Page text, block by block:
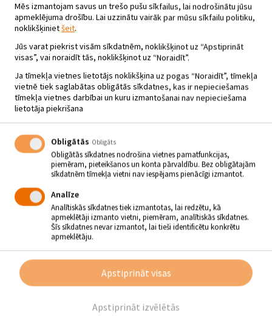
VOKĀLAJAM ANSAMBLIM
“KRUSTPILIEŠI” 50
28.01 - 21.02
Spuņģēnu Tautas nams
Aizvadīts vokālā ansambļa “Krustpilieši” 50 gadu jubilejas koncerts
“Es mīlu… padziedāt!”
sirsnīgiem pateicības vārdiem izskanējis Spuņģēnu Tautas nama
vokālā ansambļa “Krustpilieši” 50 gadu jubilejas koncerts “Es
mīlu… padziedāt!”.
Vokālais ansamblis “Krustpilieši” dibināts tālajā 1976. gadā, kad
vadītājs Tālivaldis Kasparsons kopā aicināja visus dziedāt gribētājus
no tuvākām un tālākām vietām. Tā aizsākās kolektīva dziesmu ceļš.
Vokālais ansamblis “Krustpilieši” ieņem nozīmīgu vietu gan
Jēkabpils novada, gan Krustpils pagasta kultūras dzīvē. Repertuārā
ir gan latviešu, gan ārzemju komponistu oriģināldziesmas, kā arī
latviešu un citu tautu tautasdziesmas. Kolektīvs regulāri koncertē
pagasta un novada kultūras pasākumos, kā arī citviet Latvijā.
Regulāri ar labiem panākumiem piedalās Latvijas Nacionālā kultūras
centra rīkotajās amatierkolektīvu skatēs.
programmu – spēli priecēja Spuņģēnu amatierteātra aktieri
režisores Aijas Veteres vadībā. Turpinājumā jubilārus sumināja
Mēs izmantojam savus un trešo pušu sīkfailus, lai nodrošinātu jūsu
apmeklējuma drošību. Lai uzzinātu vairāk par mūsu sīkfailu politiku,
noklikšķinietšeit.
Jūs varat piekrist visām sīkdatnēm, noklikšķinot uz “Apstiprināt
visas”, vai noraidīt tās, noklikšķinot uz “Noraidīt”.
Ja tīmekļa vietnes lietotājs noklikšķina uz pogas “Noraidīt”, tīmekļa
vietnē tiek saglabātas obligātās sīkdatnes, kas ir nepieciešamas
tīmekļa vietnes darbībai un kuru izmantošanai nav nepieciešama
lietotāja piekrišana
Obligātās Obligāts
Obligātās sīkdatnes nodrošina vietnes pamatfunkcijas,
piemēram, pieteikšanos un konta pārvaldību. Bez obligātajām
sīkdatnēm tīmekļa vietni nav iespējams pienācīgi izmantot.
Analīze
Analītiskās sīkdatnes tiek izmantotas, lai redzētu, kā
apmeklētāji izmanto vietni, piemēram, analītiskās sīkdatnes.
Šīs sīkdatnes nevar izmantot, lai tieši identificētu konkrētu
apmeklētāju.
Apstiprināt izvēlētās
Apstiprināt visas